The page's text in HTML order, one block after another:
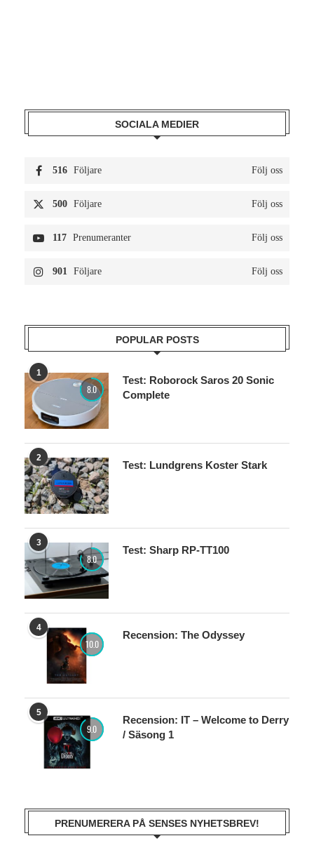
SOCIALA MEDIER
516 Följare Följ oss
500 Följare Följ oss
117 Prenumeranter Följ oss
901 Följare Följ oss
POPULAR POSTS
1
8.0
Test: Roborock Saros 20 Sonic
Complete
2
Test: Lundgrens Koster Stark
3
8.0
Test: Sharp RP-TT100
4
10.0
Recension: The Odyssey
5
9.0
Recension: IT – Welcome to Derry
/ Säsong 1
PRENUMERERA PÅ SENSES NYHETSBREV!